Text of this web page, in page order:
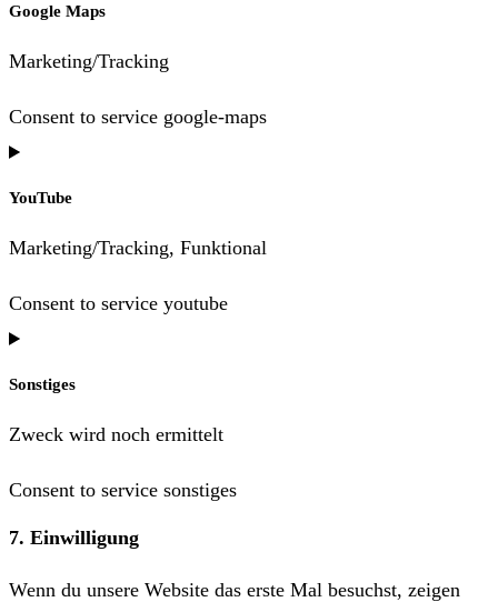
Google Maps
Marketing/Tracking
Consent to service google-maps
YouTube
Marketing/Tracking, Funktional
Consent to service youtube
Sonstiges
Zweck wird noch ermittelt
Consent to service sonstiges
7. Einwilligung
Wenn du unsere Website das erste Mal besuchst, zeigen